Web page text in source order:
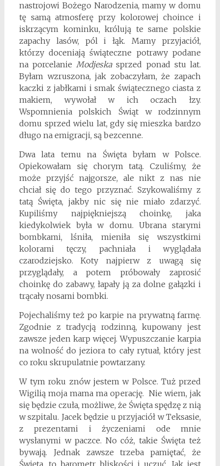
nastrojowi Bożego Narodzenia, mamy w domu
tę samą atmosferę przy kolorowej choince i
iskrzącym kominku, królują te same polskie
zapachy lasów, pól i łąk. Mamy przyjaciół,
którzy doceniają świąteczne potrawy podane
na porcelanieModjeskasprzed ponad stu lat.
Byłam wzruszona, jak zobaczyłam, że zapach
kaczki z jabłkami i smak świątecznego ciasta z
makiem, wywołał w ich oczach łzy.
Wspomnienia polskich Świąt w rodzinnym
domu sprzed wielu lat, gdy się mieszka bardzo
długo na emigracji, są bezcenne.
Dwa lata temu na Święta byłam w Polsce.
Opiekowałam się chorym tatą. Czuliśmy, że
może przyjść najgorsze, ale nikt z nas nie
chciał się do tego przyznać. Szykowaliśmy z
tatą Święta, jakby nic się nie miało zdarzyć.
Kupiliśmy najpiękniejszą choinkę, jaka
kiedykolwiek była w domu. Ubrana starymi
bombkami, lśniła, mieniła się wszystkimi
kolorami tęczy, pachniała i wyglądała
czarodziejsko. Koty najpierw z uwagą się
przyglądały, a potem próbowały zaprosić
choinkę do zabawy, łapały ją za dolne gałązki i
trącały nosami bombki.
Pojechaliśmy też po karpie na prywatną farmę.
Zgodnie z tradycją rodzinną, kupowany jest
zawsze jeden karp więcej. Wypuszczanie karpia
na wolność do jeziora to cały rytuał, który jest
co roku skrupulatnie powtarzany.
W tym roku znów jestem w Polsce. Tuż przed
Wigilią moja mama ma operację. Nie wiem, jak
się będzie czuła, możliwe, że Święta spędzę z nią
w szpitalu. Jacek będzie u przyjaciół w Teksasie,
z prezentami i życzeniami ode mnie
wysłanymi w paczce. No cóż, takie Święta też
bywają. Jednak zawsze trzeba pamiętać, że